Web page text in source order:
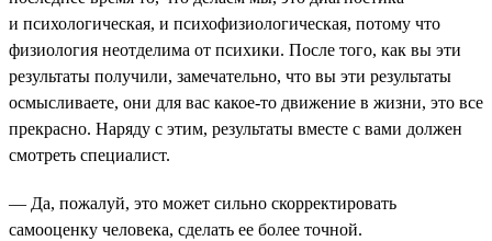
и психологическая, и психофизиологическая, потому что
физиология неотделима от психики. После того, как вы эти
результаты получили, замечательно, что вы эти результаты
осмысливаете, они для вас какое-то движение в жизни, это все
прекрасно. Наряду с этим, результаты вместе с вами должен
смотреть специалист.
— Да, пожалуй, это может сильно скорректировать
самооценку человека, сделать ее более точной.